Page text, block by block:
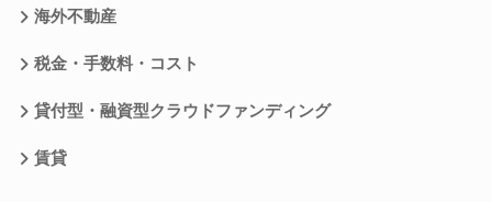
海外不動産
税金・手数料・コスト
貸付型・融資型クラウドファンディング
賃貸